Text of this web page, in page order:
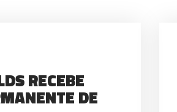
RECEBE
DE